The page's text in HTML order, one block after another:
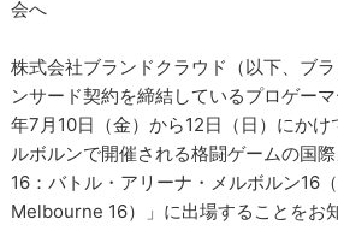
会へ
株式会社ブランドクラウド（以下、ブ
ンサード契約を締結しているプロゲー
年7月10日（金）から12日（日）にかけ
ルボルンで開催される格闘ゲームの国
16：バトル・アリーナ・メルボルン16
Melbourne 16）」に出場することをお